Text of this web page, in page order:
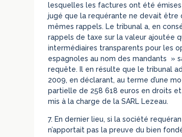
lesquelles les factures ont été
jugé que la requérante ne devait être
mêmes rappels. Le tribunal a, en
rappels de taxe sur la valeur ajoutée
intermédiaires transparents pour les
espagnoles au nom des mandants »
requête. Il en résulte que le tribunal
2009, en déclarant, au terme d’une
partielle de 258 618 euros en droits
mis à la charge de la SARL Lezeau.
7. En dernier lieu, si la société
n’apportait pas la preuve du bien